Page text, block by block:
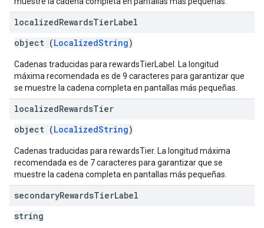
localizedRewardsTierLabel
object (LocalizedString)
Cadenas traducidas para rewardsTierLabel. La longitud
máxima recomendada es de 9 caracteres para garantizar que
se muestre la cadena completa en pantallas más pequeñas.
localizedRewardsTier
object (LocalizedString)
Cadenas traducidas para rewardsTier. La longitud máxima
recomendada es de 7 caracteres para garantizar que se
muestre la cadena completa en pantallas más pequeñas.
secondaryRewardsTierLabel
string